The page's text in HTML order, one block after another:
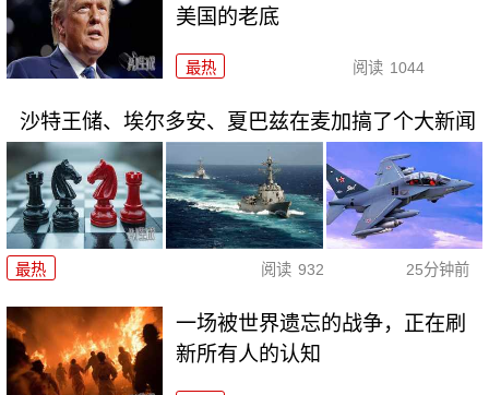
美国的老底
最热 阅读 1044
沙特王储、埃尔多安、夏巴兹在麦加搞了个大新闻
最热 阅读 932 25分钟前
一场被世界遗忘的战争，正在刷
新所有人的认知